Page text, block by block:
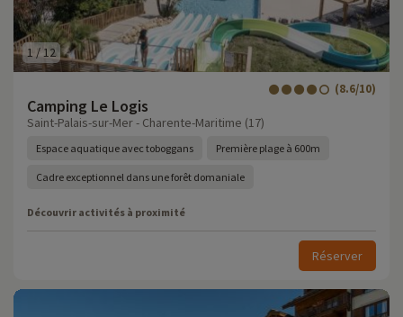
1 /12
Camping Le Logis
(8.6/10)
Saint-Palais-sur-Mer - Charente-Maritime (17)
Espace aquatique avec toboggans Première plage à 600m
Cadre exceptionnel dans une forêt domaniale
Découvrir activités à proximité
Réserver